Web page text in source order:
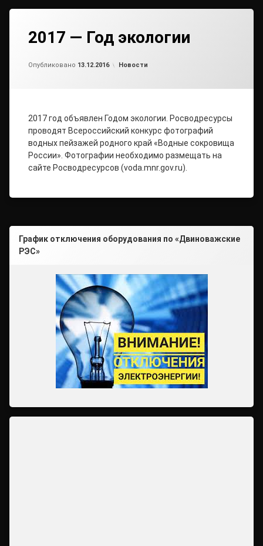
2017 — Год экологии
Опубликовано 13.12.2016 Рубрики:
Новости
2017 год объявлен Годом экологии. Росводресурсы
проводят Всероссийский конкурс фотографий
водных пейзажей родного край «Водные сокровища
России». Фотографии необходимо размещать на
сайте Росводресурсов (voda.mnr.gov.ru).
График отключения оборудования по «Двиноважские
РЭС»